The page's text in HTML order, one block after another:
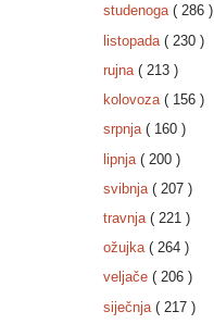
studenoga ( 286 )
listopada ( 230 )
rujna ( 213 )
kolovoza ( 156 )
srpnja ( 160 )
lipnja ( 200 )
svibnja ( 207 )
travnja ( 221 )
ožujka ( 264 )
veljače ( 206 )
siječnja ( 217 )